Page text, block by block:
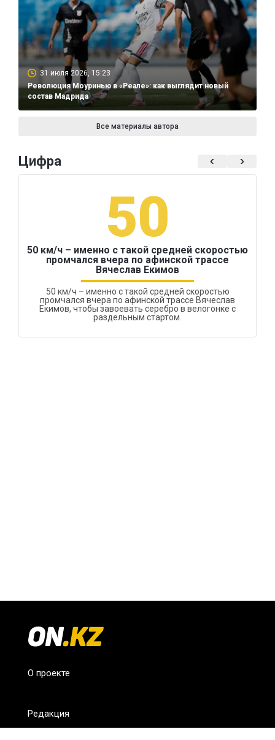
31 июля 2026, 15:23
Революция Моуринью в «Реале»: как выглядит новый
состав Мадрида
Все материалы автора
Цифра
50
50 км/ч – именно с такой средней скоростью
промчался вчера по афинской трассе
Вячеслав Екимов
50 км/ч – именно с такой средней скоростью
промчался вчера по афинской трассе Вячеслав
Екимов, чтобы завоевать серебро в велогонке с
раздельным стартом.
О проекте
Редакция